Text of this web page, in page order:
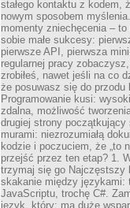
stałego kontaktu z kodem,
nowym sposobem
momenty zniechęcenia – to
sobie małe sukcesy:
pierwsze API, pierwsza
regularnej pracy
zrobiłeś, nawet jeśli na co
że posuwasz się do przodu
Programowanie kusi:
zdalna, możliwość
drugiej strony
murami: niezrozumiałą
kodzie i poczuciem, że „to
przejść przez ten etap? 1.
trzymaj się go Najczęstszy
skakanie między językami:
JavaScriptu, trochę C#.
język, który: ma duże